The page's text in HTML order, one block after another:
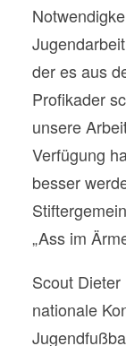
der es aus
Profikader
unsere
Verfügung
besser
„Ass im
Scout
nationale